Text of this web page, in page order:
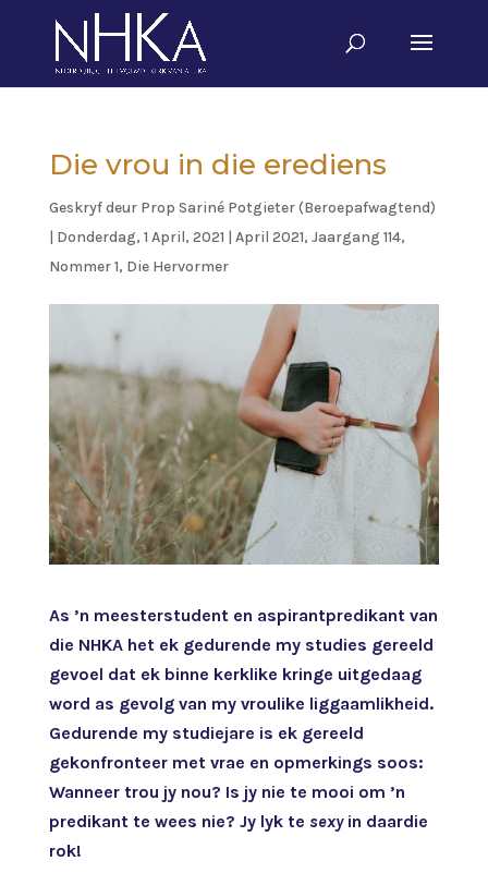
Die vrou in die erediens
Geskryf deur Prop Sariné Potgieter (Beroepafwagtend)
| Donderdag, 1 April, 2021 | April 2021, Jaargang 114,
Nommer 1, Die Hervormer
As ’n meesterstudent en aspirantpredikant van
die NHKA het ek gedurende my studies gereeld
gevoel dat ek binne kerklike kringe uitgedaag
word as gevolg van my vroulike liggaamlikheid.
Gedurende my studiejare is ek gereeld
gekonfronteer met vrae en opmerkings soos:
Wanneer trou jy nou? Is jy nie te mooi om ’n
predikant te wees nie? Jy lyk te sexyin daardie
rok!